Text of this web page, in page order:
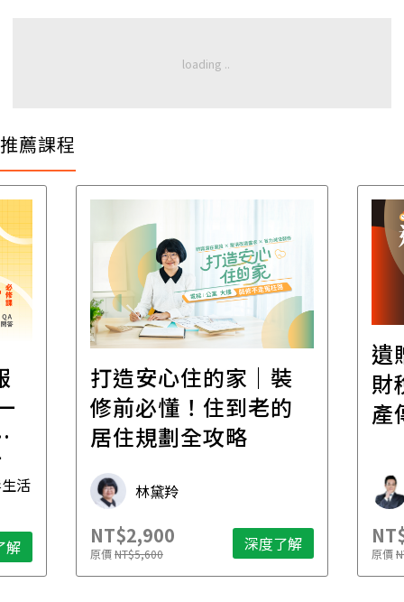
推薦課程
活
解
打造安心住的家｜裝
修前必懂！住到老的
居住規劃全攻略
林黛羚
NT$2,900
原價NT$5,600 深度了解
遺
財
產
原價